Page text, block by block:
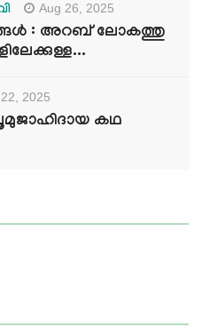
Aug 26, 2025
: അറബ് ലോകത്തു
2025
കഥ